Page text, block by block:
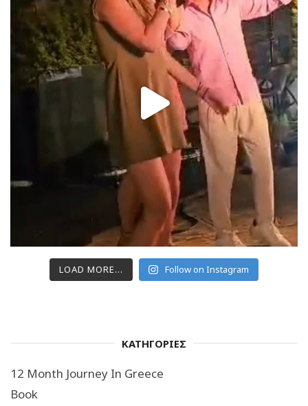
LOAD MORE... Follow on Instagram
ΚΑΤΗΓΟΡΙΕΣ
12 Month Journey In Greece
Book